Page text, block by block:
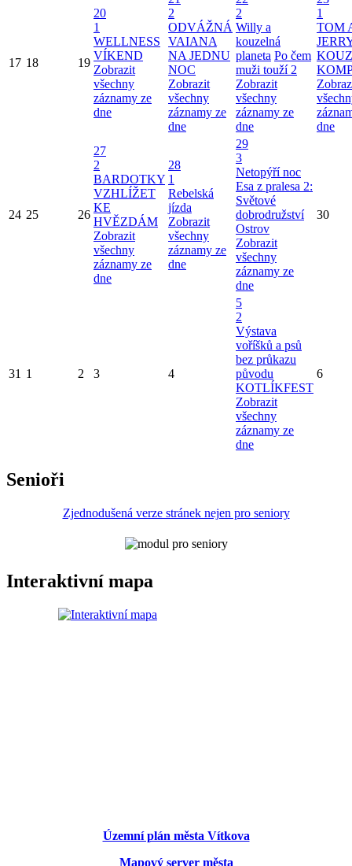
17 18 19
20
1
WELLNESS
VÍKEND
Zobrazit
všechny
záznamy ze
dne
2
ODVÁŽNÁ
VAIANA
NA JEDNU
NOC
Zobrazit
všechny
záznamy ze
dne
2
Willy a
kouzelná
planeta Po čem
muži touží 2
Zobrazit
všechny
záznamy ze
dne
1
TOM
dne
24 25 26
27
2
BARDOTKY
VZHLÍŽET
KE
HVĚZDÁM
Zobrazit
všechny
záznamy ze
dne
28
1
Rebelská
jízda
Zobrazit
všechny
záznamy ze
dne
29
3
Netopýří noc
Esa z pralesa 2:
Světové
dobrodružství
Ostrov
Zobrazit
všechny
záznamy ze
dne
30
31 1 2 3 4
5
2
Výstava
voříšků a psů
bez průkazu
původu
KOTLÍKFEST
Zobrazit
všechny
záznamy ze
dne
6
Senioři
Zjednodušená verze stránek nejen pro seniory
Interaktivní mapa
Územní plán města Vítkova
Mapový server města